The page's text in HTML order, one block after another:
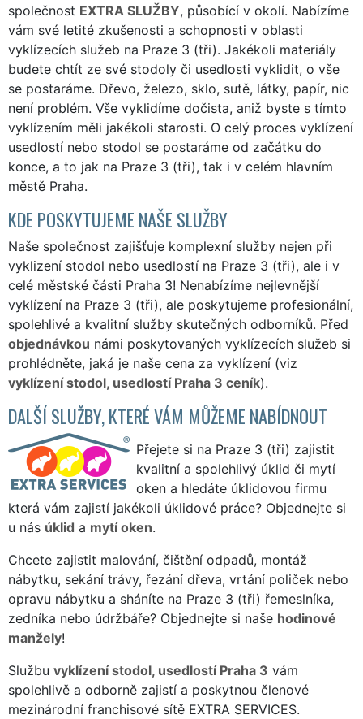
společnost EXTRA SLUŽBY, působící v okolí. Nabízíme
vám své letité zkušenosti a schopnosti v oblasti
vyklízecích služeb na Praze 3 (tři). Jakékoli materiály
budete chtít ze své stodoly či usedlosti vyklidit, o vše
se postaráme. Dřevo, železo, sklo, sutě, látky, papír, nic
není problém. Vše vyklidíme dočista, aniž byste s tímto
vyklízením měli jakékoli starosti. O celý proces vyklízení
usedlostí nebo stodol se postaráme od začátku do
konce, a to jak na Praze 3 (tři), tak i v celém hlavním
městě Praha.
KDE POSKYTUJEME NAŠE SLUŽBY
Naše společnost zajišťuje komplexní služby nejen při
vyklizení stodol nebo usedlostí na Praze 3 (tři), ale i v
celé městské části Praha 3! Nenabízíme nejlevnější
vyklízení na Praze 3 (tři), ale poskytujeme profesionální,
spolehlivé a kvalitní služby skutečných odborníků. Před
objednávkou námi poskytovaných vyklízecích služeb si
prohlédněte, jaká je naše cena za vyklízení (viz
vyklízení stodol, usedlostí Praha 3 ceník).
DALŠÍ SLUŽBY, KTERÉ VÁM MŮŽEME NABÍDNOUT
Přejete si na Praze 3 (tři) zajistit
kvalitní a spolehlivý úklid či mytí
oken a hledáte úklidovou firmu
která vám zajistí jakékoli úklidové práce? Objednejte si
u nás úklid a mytí oken.
Chcete zajistit malování, čištění odpadů, montáž
nábytku, sekání trávy, řezání dřeva, vrtání poliček nebo
opravu nábytku a sháníte na Praze 3 (tři) řemeslníka,
zedníka nebo údržbáře? Objednejte si naše hodinové
manžely!
Službu vyklízení stodol, usedlostí Praha 3 vám
spolehlivě a odborně zajistí a poskytnou členové
mezinárodní franchisové sítě EXTRA SERVICES.